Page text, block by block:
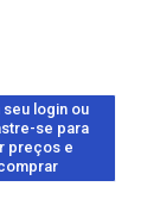
seu login ou
se para
preços e